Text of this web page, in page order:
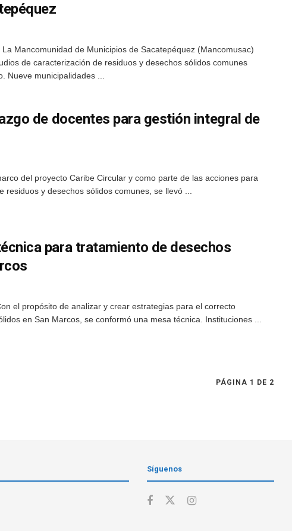
Mancomunidad de Municipios de Sacatepéquez (Mancomusac)
de caracterización de residuos y desechos sólidos comunes
Nueve municipalidades ...
de docentes para gestión integral de
del proyecto Caribe Circular y como parte de las acciones para
y desechos sólidos comunes, se llevó ...
para tratamiento de desechos
el propósito de analizar y crear estrategias para el correcto
en San Marcos, se conformó una mesa técnica. Instituciones ...
PÁGINA 1 DE 2
Síguenos